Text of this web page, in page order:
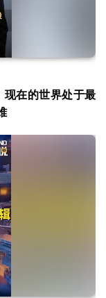
现在的世界处于最